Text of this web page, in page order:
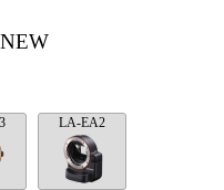
LA-EA2